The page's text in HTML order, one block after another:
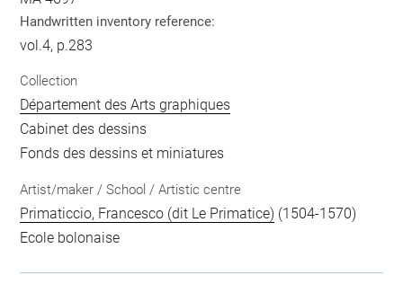
Handwritten inventory reference:
vol.4, p.283
Collection
Département des Arts graphiques
Cabinet des dessins
Fonds des dessins et miniatures
Artist/maker / School / Artistic centre
Primaticcio, Francesco (dit Le Primatice) (1504-1570)
Ecole bolonaise